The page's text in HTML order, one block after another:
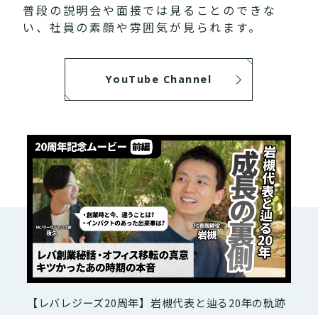
普段の説明会や面接では見ることのできな
い、社員の素顔や雰囲気が見られます。
YouTube Channel
【レバレジーズ20周年】岩槻代表と辿る20年の軌跡